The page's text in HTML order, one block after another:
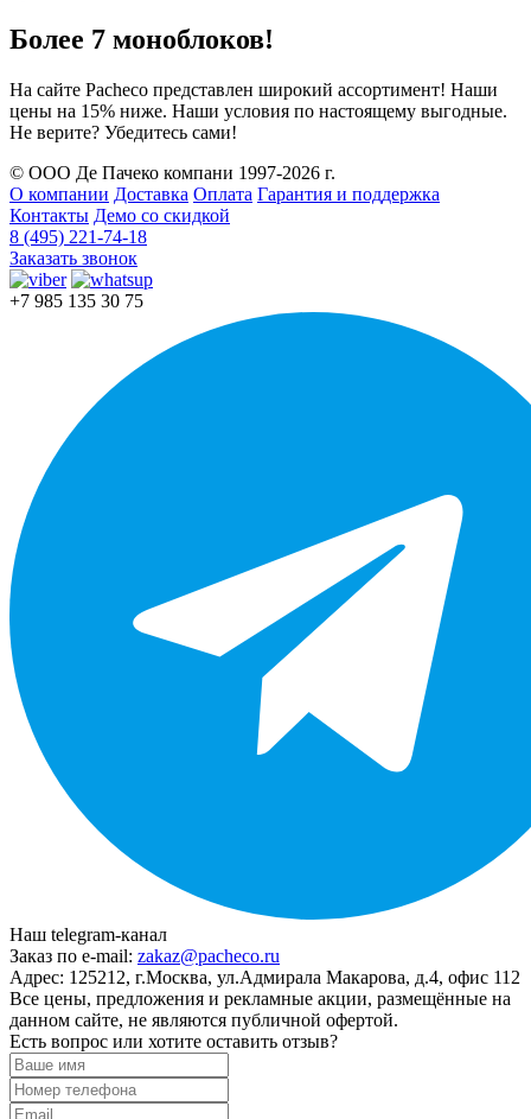
Более 7 моноблоков!
На сайте Pacheco представлен широкий ассортимент! Наши
цены на 15% ниже. Наши условия по настоящему выгодные.
Не верите? Убедитесь сами!
© ООО Де Пачеко компани 1997-2026 г.
О компании Доставка Оплата Гарантия и поддержка
Контакты Демо со скидкой
8 (495) 221-74-18
Заказать звонок
+7 985 135 30 75
Наш telegram-канал
Заказ по e-mail: zakaz@pacheco.ru
Адрес: 125212, г.Москва, ул.Адмирала Макарова, д.4, офис 112
Все цены, предложения и рекламные акции, размещённые на
данном сайте, не являются публичной офертой.
Есть вопрос или хотите оставить отзыв?